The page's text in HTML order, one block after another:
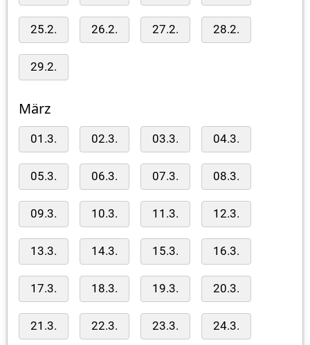
25.2. 26.2. 27.2. 28.2.
29.2.
März
01.3. 02.3. 03.3. 04.3.
05.3. 06.3. 07.3. 08.3.
09.3. 10.3. 11.3. 12.3.
13.3. 14.3. 15.3. 16.3.
17.3. 18.3. 19.3. 20.3.
21.3. 22.3. 23.3. 24.3.